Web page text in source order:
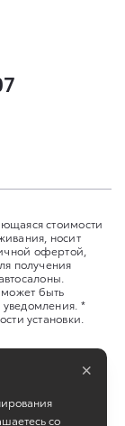
стоимости
носит
офертой,
получения
быть
*
установки.
со
×